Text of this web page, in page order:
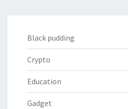
Black pudding
Crypto
Education
Gadget